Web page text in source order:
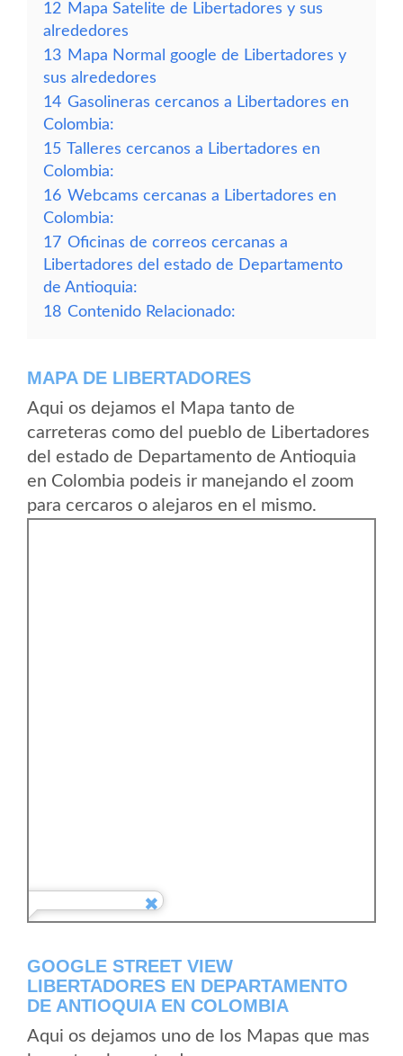
12 Mapa Satelite de Libertadores y sus
alrededores
13 Mapa Normal google de Libertadores y
sus alrededores
14 Gasolineras cercanos a Libertadores en
Colombia:
15 Talleres cercanos a Libertadores en
Colombia:
16 Webcams cercanas a Libertadores en
Colombia:
17 Oficinas de correos cercanas a
Libertadores del estado de Departamento
de Antioquia:
18 Contenido Relacionado:
MAPA DE LIBERTADORES
Aqui os dejamos el Mapa tanto de
carreteras como del pueblo de Libertadores
del estado de Departamento de Antioquia
en Colombia podeis ir manejando el zoom
para cercaros o alejaros en el mismo.
GOOGLE STREET VIEW
LIBERTADORES EN DEPARTAMENTO
DE ANTIOQUIA EN COLOMBIA
Aqui os dejamos uno de los Mapas que mas